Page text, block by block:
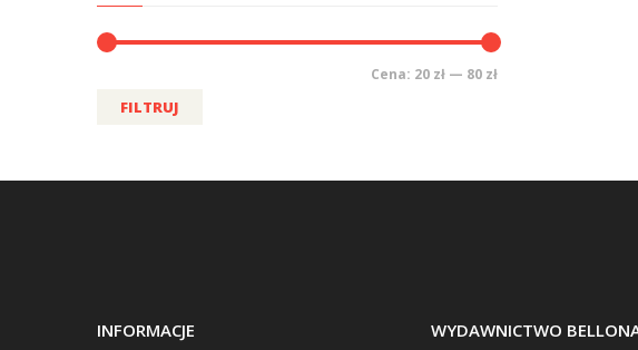
FILTRUJ
Cena: 20 zł — 80 zł
INFORMACJE WYDAWNICTWO